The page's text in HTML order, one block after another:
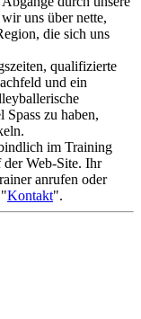
uns über nette,
die sich uns
qualifizierte
und ein
zu haben,
im Training
Web-Site. Ihr
anrufen oder
Kontakt".